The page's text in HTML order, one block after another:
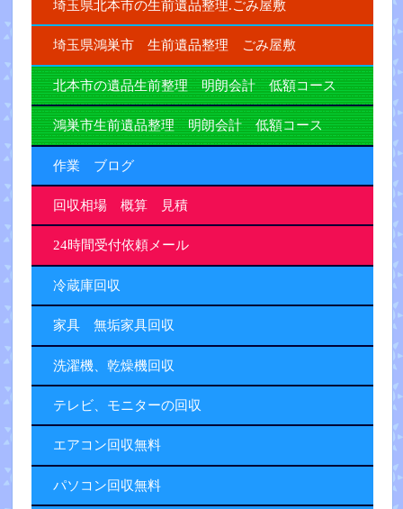
埼玉県北本市の生前遺品整理.ごみ屋敷
埼玉県鴻巣市 生前遺品整理 ごみ屋敷
北本市の遺品生前整理 明朗会計 低額コース
鴻巣市生前遺品整理 明朗会計 低額コース
作業 ブログ
回収相場 概算 見積
24時間受付依頼メール
冷蔵庫回収
家具 無垢家具回収
洗濯機、乾燥機回収
テレビ、モニターの回収
エアコン回収無料
パソコン回収無料